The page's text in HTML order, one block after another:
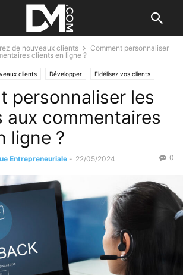
de nouveaux clients
Comment personnaliser
clients en ligne ?
clients Développer Fidélisez vos clients
de la communication Le B.A. BA du commercial
personnaliser les
aux commentaires
ligne ?
Entrepreneuriale - 22/05/2024 0